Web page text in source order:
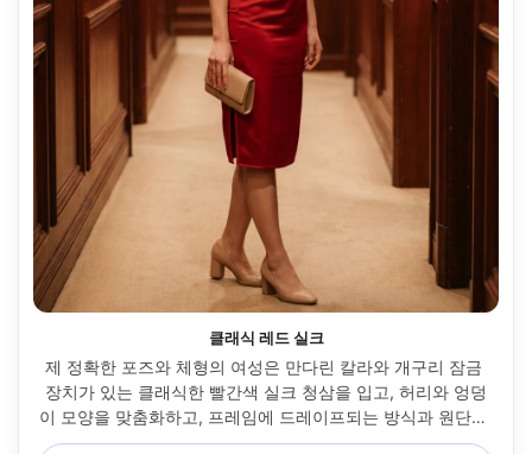
클래식 레드 실크
제 정확한 포즈와 체형의 여성은 만다린 칼라와 개구리 잠금
장치가 있는 클래식한 빨간색 실크 청삼을 입고, 허리와 엉덩
이 모양을 맞춤화하고, 프레임에 드레이프되는 방식과 원단이
몸통을 따라 떨어지는 방식을 보여주고, 누드 힐과 심플한 클